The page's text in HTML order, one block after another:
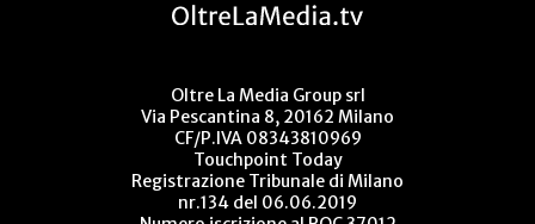
Oltre La Media Group srl
Via Pescantina 8, 20162 Milano
CF/P.IVA 08343810969
Touchpoint Today
Registrazione Tribunale di Milano
nr.134 del 06.06.2019